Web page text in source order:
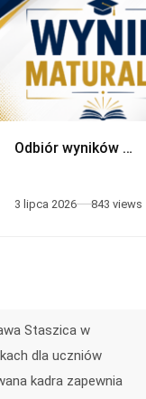
Odbiór wyników …
3 lipca 2026 843 views
Staszica w
dla uczniów
kadra zapewnia